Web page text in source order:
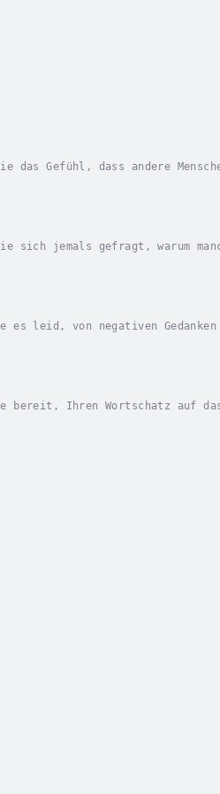
das Gefühl, dass andere
jemals gefragt, warum
leid, von negativen Gedanken
bereit, Ihren Wortschatz auf